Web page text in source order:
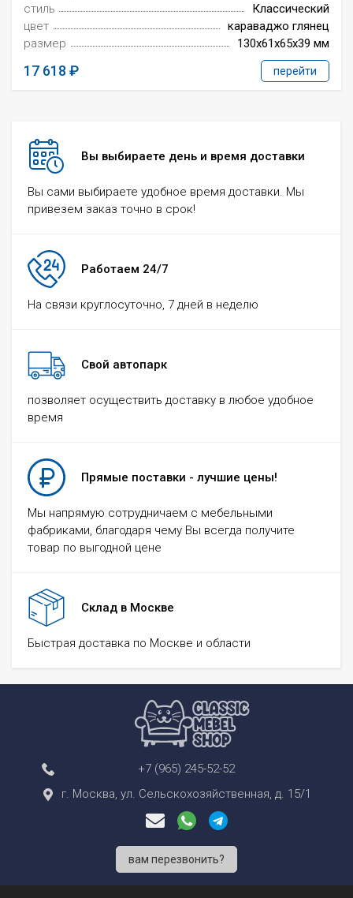
Вы выбираете день и время доставки
Вы сами выбираете удобное время доставки. Мы
привезем заказ точно в срок!
Работаем 24/7
На связи круглосуточно, 7 дней в неделю
Свой автопарк
позволяет осуществить доставку в любое удобное
время
Прямые поставки - лучшие цены!
Мы напрямую сотрудничаем с мебельными
фабриками, благодаря чему Вы всегда получите
товар по выгодной цене
Склад в Москве
Быстрая доставка по Москве и области
стиль
Классический
цвет
караваджо глянец
размер
130x61x65x39 мм
17 618 перейти
+7 (965) 245-52-52
г. Москва, ул. Сельскохозяйственная, д. 15/1
вам перезвонить?